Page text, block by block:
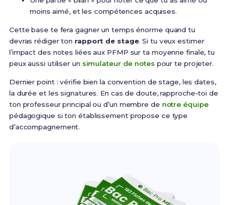
moins aimé, et les compétences acquises.
Cette base te fera gagner un temps énorme quand tu
devras rédiger ton rapport de stage. Si tu veux estimer
l’impact des notes liées aux PFMP sur ta moyenne finale, tu
peux aussi utiliser un simulateur de notes pour te projeter.
Dernier point : vérifie bien la convention de stage, les dates,
la durée et les signatures. En cas de doute, rapproche-toi de
ton professeur principal ou d’un membre de notre équipe
pédagogique si ton établissement propose ce type
d’accompagnement.